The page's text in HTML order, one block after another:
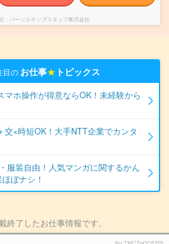
パーソルテンプスタッフ株式会社
目の お仕事★ トピックス
マホ操作が得意ならOK！未経験から
交×時短OK！大手NTT企業でカンタ
服装自由！人気マンガに関するかん
ぼナシ！
終了したお仕事情報です。